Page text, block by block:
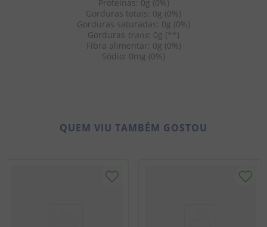
Proteínas: 0g (0%)
Gorduras totais: 0g (0%)
Gorduras saturadas: 0g (0%)
Gorduras trans: 0g (**)
Fibra alimentar: 0g (0%)
Sódio: 0mg (0%)
QUEM VIU TAMBÉM GOSTOU